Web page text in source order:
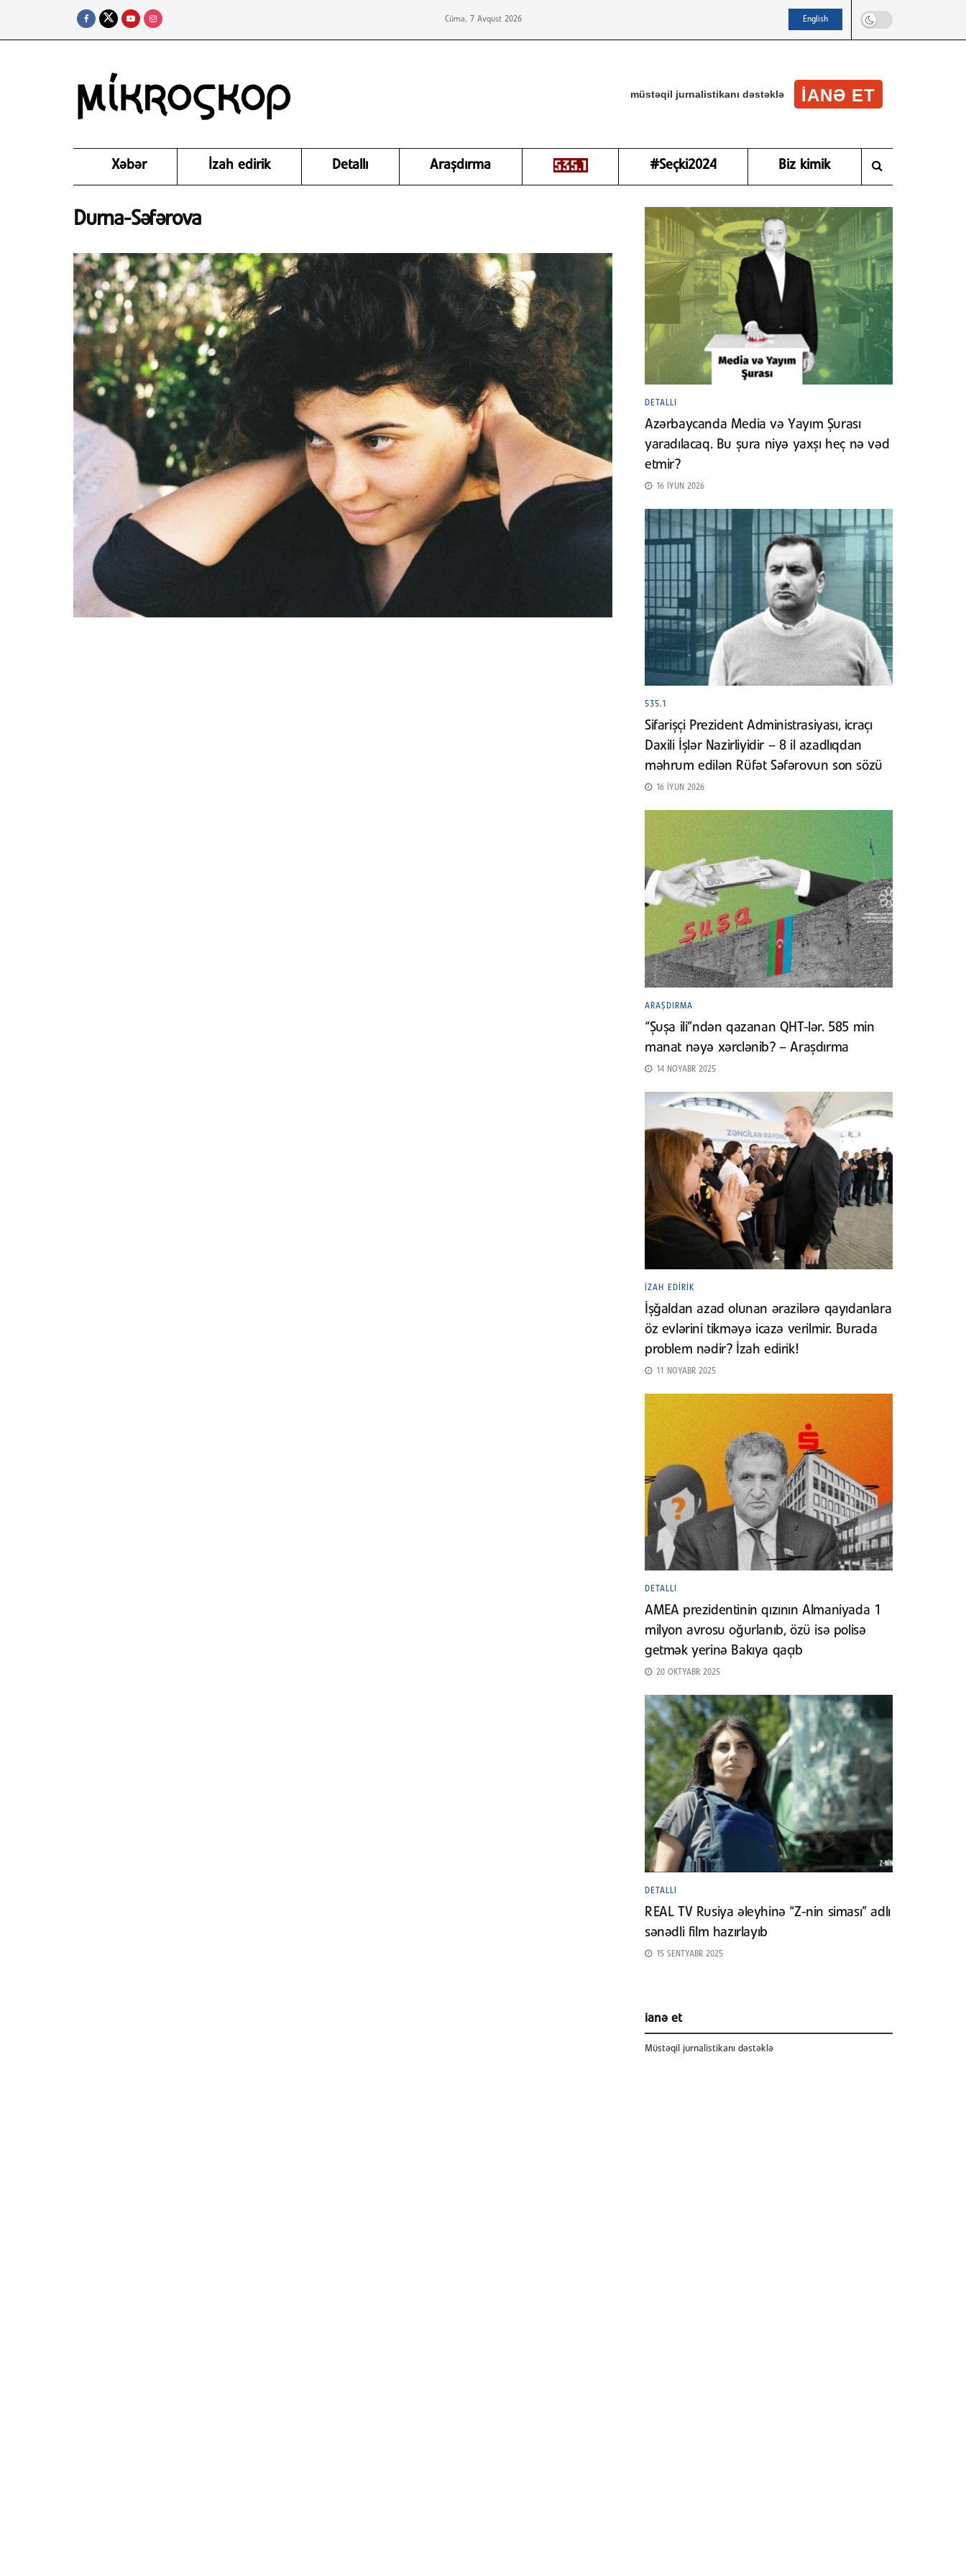
Cümə, 7 Avqust 2026 English
müstəqil jurnalistikanı dəstəklə IANƏ ET
Xəbər İzah edirik Detallı Araşdırma #Seçki2024 Biz kimik
Durna-Səfərova
DETALLI
Azərbaycanda Media və Yayım Şurası
yaradılacaq. Bu şura niyə yaxşı heç nə vəd
etmir?
16 İYUN 2026
535.1
Sifarişçi Prezident Administrasiyası, icraçı
Daxili İşlər Nazirliyidir – 8 il azadlıqdan
məhrum edilən Rüfət Səfərovun son sözü
16 İYUN 2026
ARAŞDIRMA
“Şuşa ili”ndən qazanan QHT-lər. 585 min
manat nəyə xərclənib? – Araşdırma
14 NOYABR 2025
İZAH EDIRIK
İşğaldan azad olunan ərazilərə qayıdanlara
öz evlərini tikməyə icazə verilmir. Burada
problem nədir? İzah edirik!
11 NOYABR 2025
DETALLI
AMEA prezidentinin qızının Almaniyada 1
milyon avrosu oğurlanıb, özü isə polisə
getmək yerinə Bakıya qaçıb
20 OKTYABR 2025
DETALLI
REAL TV Rusiya əleyhinə “Z-nin siması” adlı
sənədli film hazırlayıb
15 SENTYABR 2025
ianə et
Müstəqil jurnalistikanı dəstəklə